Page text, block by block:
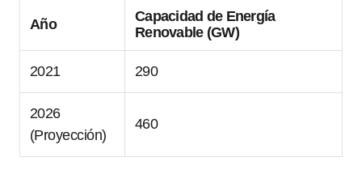
Año
Capacidad de Energía
Renovable (GW)
2021 290
2026
(Proyección)
460